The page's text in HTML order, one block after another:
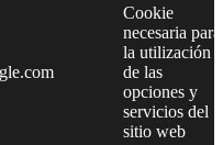
Cookie
necesaria para
la utilización
de las
opciones y
servicios del
sitio web